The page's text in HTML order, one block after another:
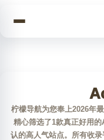
柠檬导航为您奉上2026年
精心筛选了1款真正好用
认的高人气站点。所有收